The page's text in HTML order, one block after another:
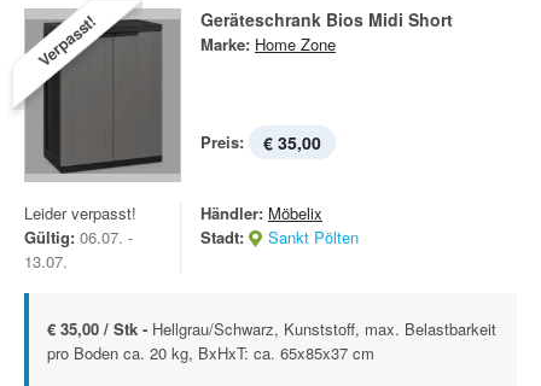
Verpasst! Geräteschrank Bios Midi Short
Marke: Home Zone
Preis: € 35,00
Leider verpasst!
Gültig: 06.07. -
13.07.
Händler: Möbelix
Stadt:
Sankt Pölten
€ 35,00 / Stk - Hellgrau/Schwarz, Kunststoff, max. Belastbarkeit
pro Boden ca. 20 kg, BxHxT: ca. 65x85x37 cm